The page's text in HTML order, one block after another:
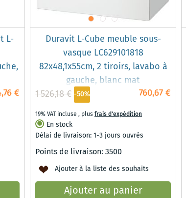
L-
€
Duravit L-Cube meuble sous-
vasque LC629101818
82x48,1x55cm, 2 tiroirs, lavabo à
gauche, blanc mat
760,67 €
1 526,18 € -50%
19% VAT incluse , plusfrais d'expédition
En stock
Délai de livraison: 1-3 jours ouvrés
Points de livraison: 3500
Ajouter à la liste des souhaits
Ajouter au panier